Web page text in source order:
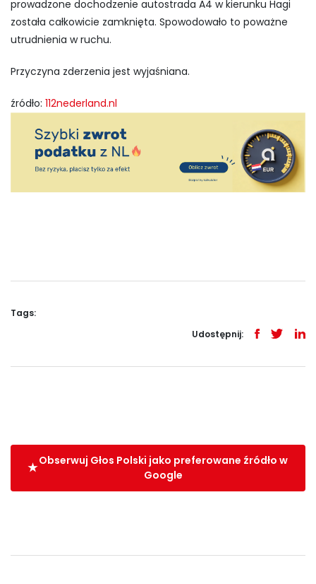
prowadzone dochodzenie autostrada A4 w kierunku Hagi
została całkowicie zamknięta. Spowodowało to poważne
utrudnienia w ruchu.
Przyczyna zderzenia jest wyjaśniana.
źródło: 112nederland.nl
Tags:
Udostępnij:
Obserwuj Głos Polski jako preferowane źródło w
Google